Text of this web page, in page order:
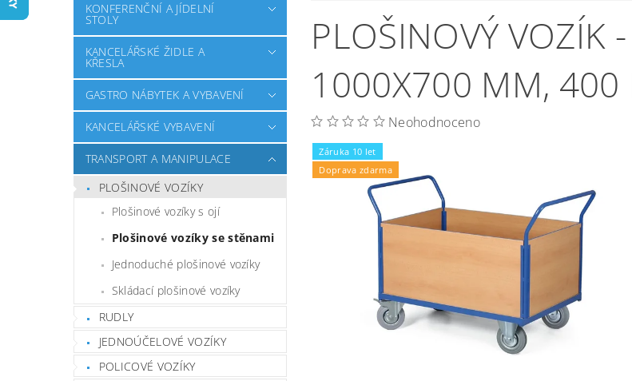
KONFERENČNÍ A JÍDELNÍ
STOLY
KANCELÁŘSKÉ ŽIDLE A
KŘESLA
GASTRO NÁBYTEK A VYBAVENÍ
KANCELÁŘSKÉ VYBAVENÍ
TRANSPORT A MANIPULACE
PLOŠINOVÉ VOZÍKY
Plošinové vozíky s ojí
Plošinové vozíky se stěnami
Jednoduché plošinové vozíky
Skládací plošinové vozíky
RUDLY
JEDNOÚČELOVÉ VOZÍKY
POLICOVÉ VOZÍKY
PLOŠINOVÝ VOZÍK
1000X700 MM, 400
Neohodnoceno
Záruka 10 let
Doprava zdarma